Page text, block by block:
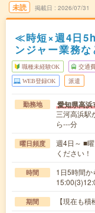
未読 掲載日 2026/07/31
≪時短×週4日
ンジャー業務な
職種未経験OK 交通
WEB登録OK 派遣
勤務地 愛知県高浜
三河高浜駅
ら---分
曜日頻度
週4日～ ■
ください！
時間
1日5時間
期間 【現在も